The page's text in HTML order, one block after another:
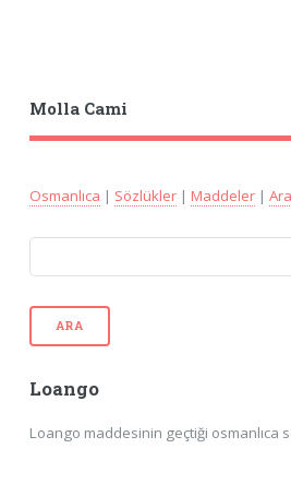
Molla Cami
Osmanlıca | Sözlükler| Maddeler| Ara
ARA
Loango
Loango maddesinin geçtiği osmanlıca